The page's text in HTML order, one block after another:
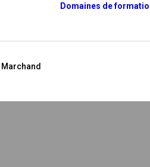
Domaines de
Marchand